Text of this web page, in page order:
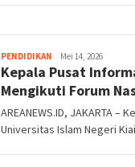
PENDIDIKAN areanews
Mei 14, 2026
Kepala Pusat
Mengikuti Forum
AREANEWS.ID, JAKARTA –
Universitas Islam Negeri